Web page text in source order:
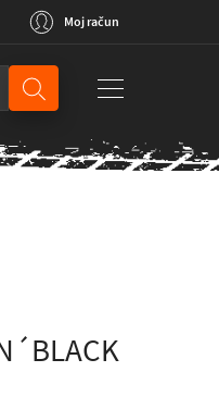
Moj račun